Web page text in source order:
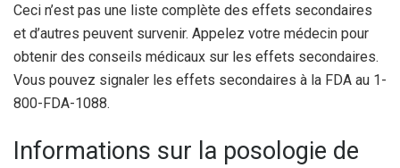
Ceci n’est pas une liste complète des effets secondaires
et d’autres peuvent survenir. Appelez votre médecin pour
obtenir des conseils médicaux sur les effets secondaires.
Vous pouvez signaler les effets secondaires à la FDA au 1-
800-FDA-1088.
Informations sur la posologie de